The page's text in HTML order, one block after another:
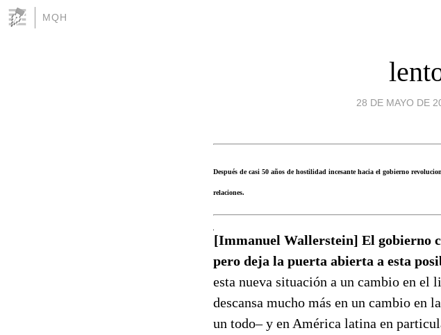
MQH
28 DE MAYO DE
Después de casi 50 años de hostilidad incesante hacia el gobierno
relaciones.
[Immanuel Wallerstein] El gobierno
pero deja la puerta abierta a esta
esta nueva situación a un cambio en el
descansa mucho más en un cambio en
un todo– y en América latina en